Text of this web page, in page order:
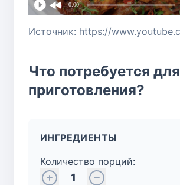
0:00
Что потребуется для
приготовления?
ИНГРЕДИЕНТЫ
Количество порций:
1